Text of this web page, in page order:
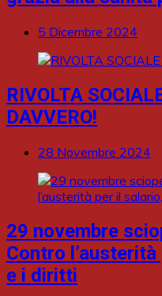
5 Dicembre 2024
RIVOLTA
DAVVERO!
28 Novembre 2024
29 novembre
Contro
e i diritti